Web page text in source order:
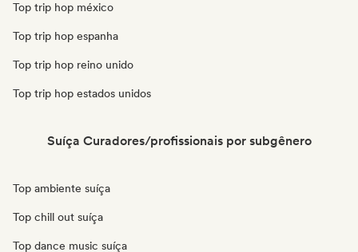
Top trip hop méxico
Top trip hop espanha
Top trip hop reino unido
Top trip hop estados unidos
Suíça Curadores/profissionais por subgênero
Top ambiente suíça
Top chill out suíça
Top dance music suíça